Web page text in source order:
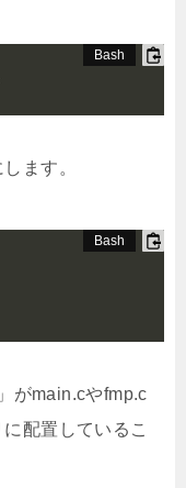
ます。
がmain.cやfmp.c
配置しているこ